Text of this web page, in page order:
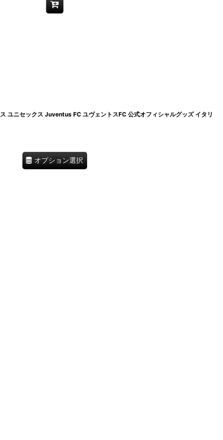
ユニセックス Juventus FC ユヴェントスFC 公式オフィシャルグッズ イタリ
オプション選択